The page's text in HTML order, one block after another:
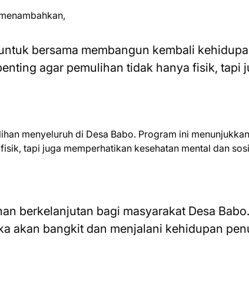
bersama membangun kembali
agar pemulihan tidak hanya fisik, tapi
menyeluruh di Desa Babo. Program ini menunjukkan
tapi juga memperhatikan kesehatan mental dan
berkelanjutan bagi masyarakat Desa Babo.
akan bangkit dan menjalani kehidupan